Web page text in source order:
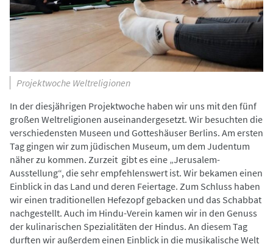
Projektwoche Weltreligionen
In der diesjährigen Projektwoche haben wir uns mit den fünf
großen Weltreligionen auseinandergesetzt. Wir besuchten die
verschiedensten Museen und Gotteshäuser Berlins. Am ersten
Tag gingen wir zum jüdischen Museum, um dem Judentum
näher zu kommen. Zurzeit gibt es eine „Jerusalem-
Ausstellung“, die sehr empfehlenswert ist. Wir bekamen einen
Einblick in das Land und deren Feiertage. Zum Schluss haben
wir einen traditionellen Hefezopf gebacken und das Schabbat
nachgestellt. Auch im Hindu-Verein kamen wir in den Genuss
der kulinarischen Spezialitäten der Hindus. An diesem Tag
durften wir außerdem einen Einblick in die musikalische Welt